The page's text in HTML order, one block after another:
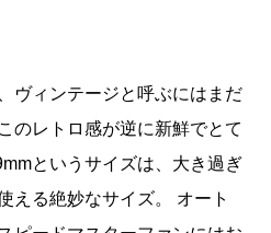
ヴィンテージと呼ぶにはまだ
のレトロ感が逆に新鮮でとて
というサイズは、大き過ぎ
える絶妙なサイズ。 オート